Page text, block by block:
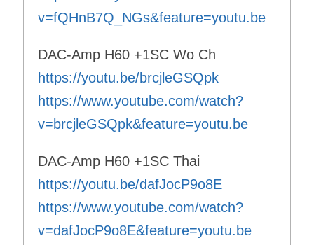
v=fQHnB7Q_NGs&feature=youtu.be
DAC-Amp H60 +1SC Wo Ch
https://youtu.be/brcjleGSQpk
https://www.youtube.com/watch?
v=brcjleGSQpk&feature=youtu.be
DAC-Amp H60 +1SC Thai
https://youtu.be/dafJocP9o8E
https://www.youtube.com/watch?
v=dafJocP9o8E&feature=youtu.be